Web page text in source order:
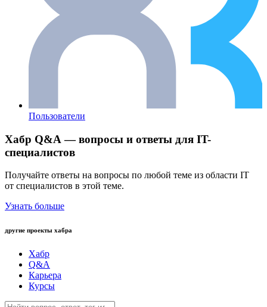
Пользователи
Хабр Q&A — вопросы и ответы для IT-
специалистов
Получайте ответы на вопросы по любой теме из области IT
от специалистов в этой теме.
Узнать больше
другие проекты хабра
Хабр
Q&A
Карьера
Курсы